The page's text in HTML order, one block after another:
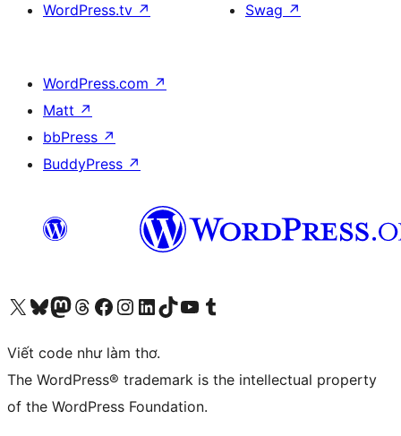
WordPress.tv ↗
Swag ↗
WordPress.com ↗
Matt ↗
bbPress ↗
BuddyPress ↗
Truy cập tài khoản X (trước đây là Twitter) của chúng tôiVisit our Bluesky account
Visit our Mastodon account
Visit our Threads account
Xem trang Facebook của chúng tôiTruy cập tài khoản Instagram của chúng tôiTruy cập tài khoản LinkedIn của chúng tôiVisit our TikTok account
Truy cập kênh YouTube của chúng tôi Visit our Tumblr account
Viết code như làm thơ.
The WordPress® trademark is the intellectual property
of the WordPress Foundation.